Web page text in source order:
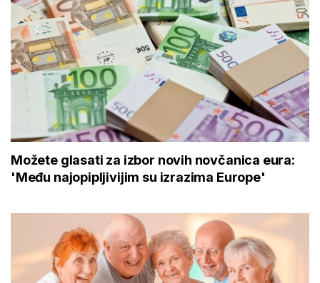
Možete glasati za izbor novih novčanica eura:
'Među najopipljivijim su izrazima Europe'